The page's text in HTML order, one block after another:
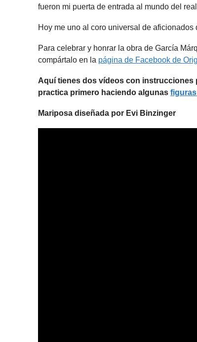
fueron mi puerta de entrada al mundo del
Hoy me uno al coro universal de
Para celebrar y honrar la obra de García
compártalo en la página de Facebook de
Aquí tienes dos vídeos con instrucciones
practica primero haciendo algunas
Mariposa diseñada por Evi Binzinger